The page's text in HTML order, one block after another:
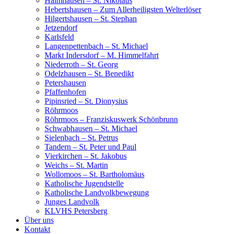
Hebertshausen – Zum Allerheiligsten Welterlöser
Hilgertshausen – St. Stephan
Jetzendorf
Karlsfeld
Langenpettenbach – St. Michael
Markt Indersdorf – M. Himmelfahrt
Niederroth – St. Georg
Odelzhausen – St. Benedikt
Petershausen
Pfaffenhofen
Pipinsried – St. Dionysius
Röhrmoos
Röhrmoos – Franziskuswerk Schönbrunn
Schwabhausen – St. Michael
Sielenbach – St. Petrus
Tandern – St. Peter und Paul
Vierkirchen – St. Jakobus
Weichs – St. Martin
Wollomoos – St. Bartholomäus
Katholische Jugendstelle
Katholische Landvolkbewegung
Junges Landvolk
KLVHS Petersberg
Über uns
Kontakt